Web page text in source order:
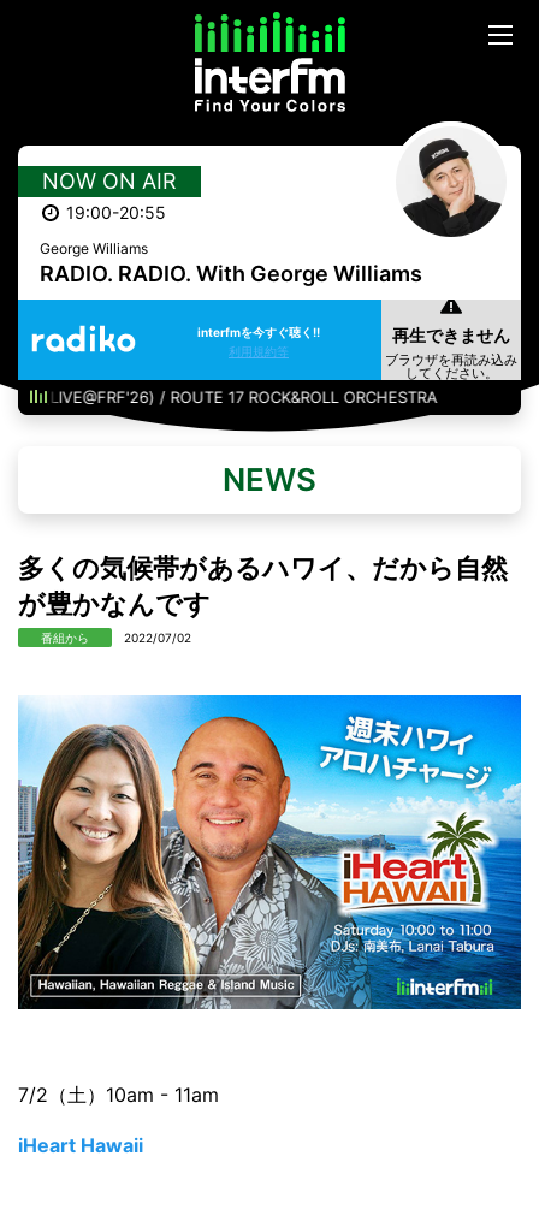
NOW ON AIR
19:00-20:55
George Williams
RADIO. RADIO. With George Williams
interfmを今すぐ聴く!!
利用規約等
/ ROUTE 17 ROCK&ROLL ORCHESTRA
NEWS
多くの気候帯があるハワイ、だから自然
が豊かなんです
番組から 2022/07/02
7/2（土）10am - 11am
iHeart Hawaii